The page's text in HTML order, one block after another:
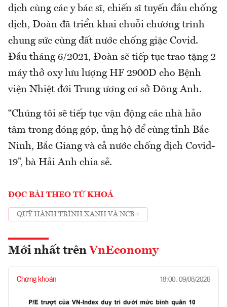
dịch cùng các y bác sĩ, chiến sĩ tuyến đầu chống
dịch, Đoàn đã triển khai chuỗi chương trình
chung sức cùng đất nước chống giặc Covid.
Đầu tháng 6/2021, Đoàn sẽ tiếp tục trao tặng 2
máy thở oxy lưu lượng HF 2900D cho Bệnh
viện Nhiệt đới Trung ương cơ sở Đông Anh.
“Chúng tôi sẽ tiếp tục vận động các nhà hảo
tâm trong đóng góp, ủng hộ để cùng tỉnh Bắc
Ninh, Bắc Giang và cả nước chống dịch Covid-
19”, bà Hải Anh chia sẻ.
ĐỌC BÀI THEO TỪ KHOÁ
QUỸ HÀNH TRÌNH XANH VÀ NCB
Mới nhất trên VnEconomy
Chứng khoán 18:00, 09/08/2026